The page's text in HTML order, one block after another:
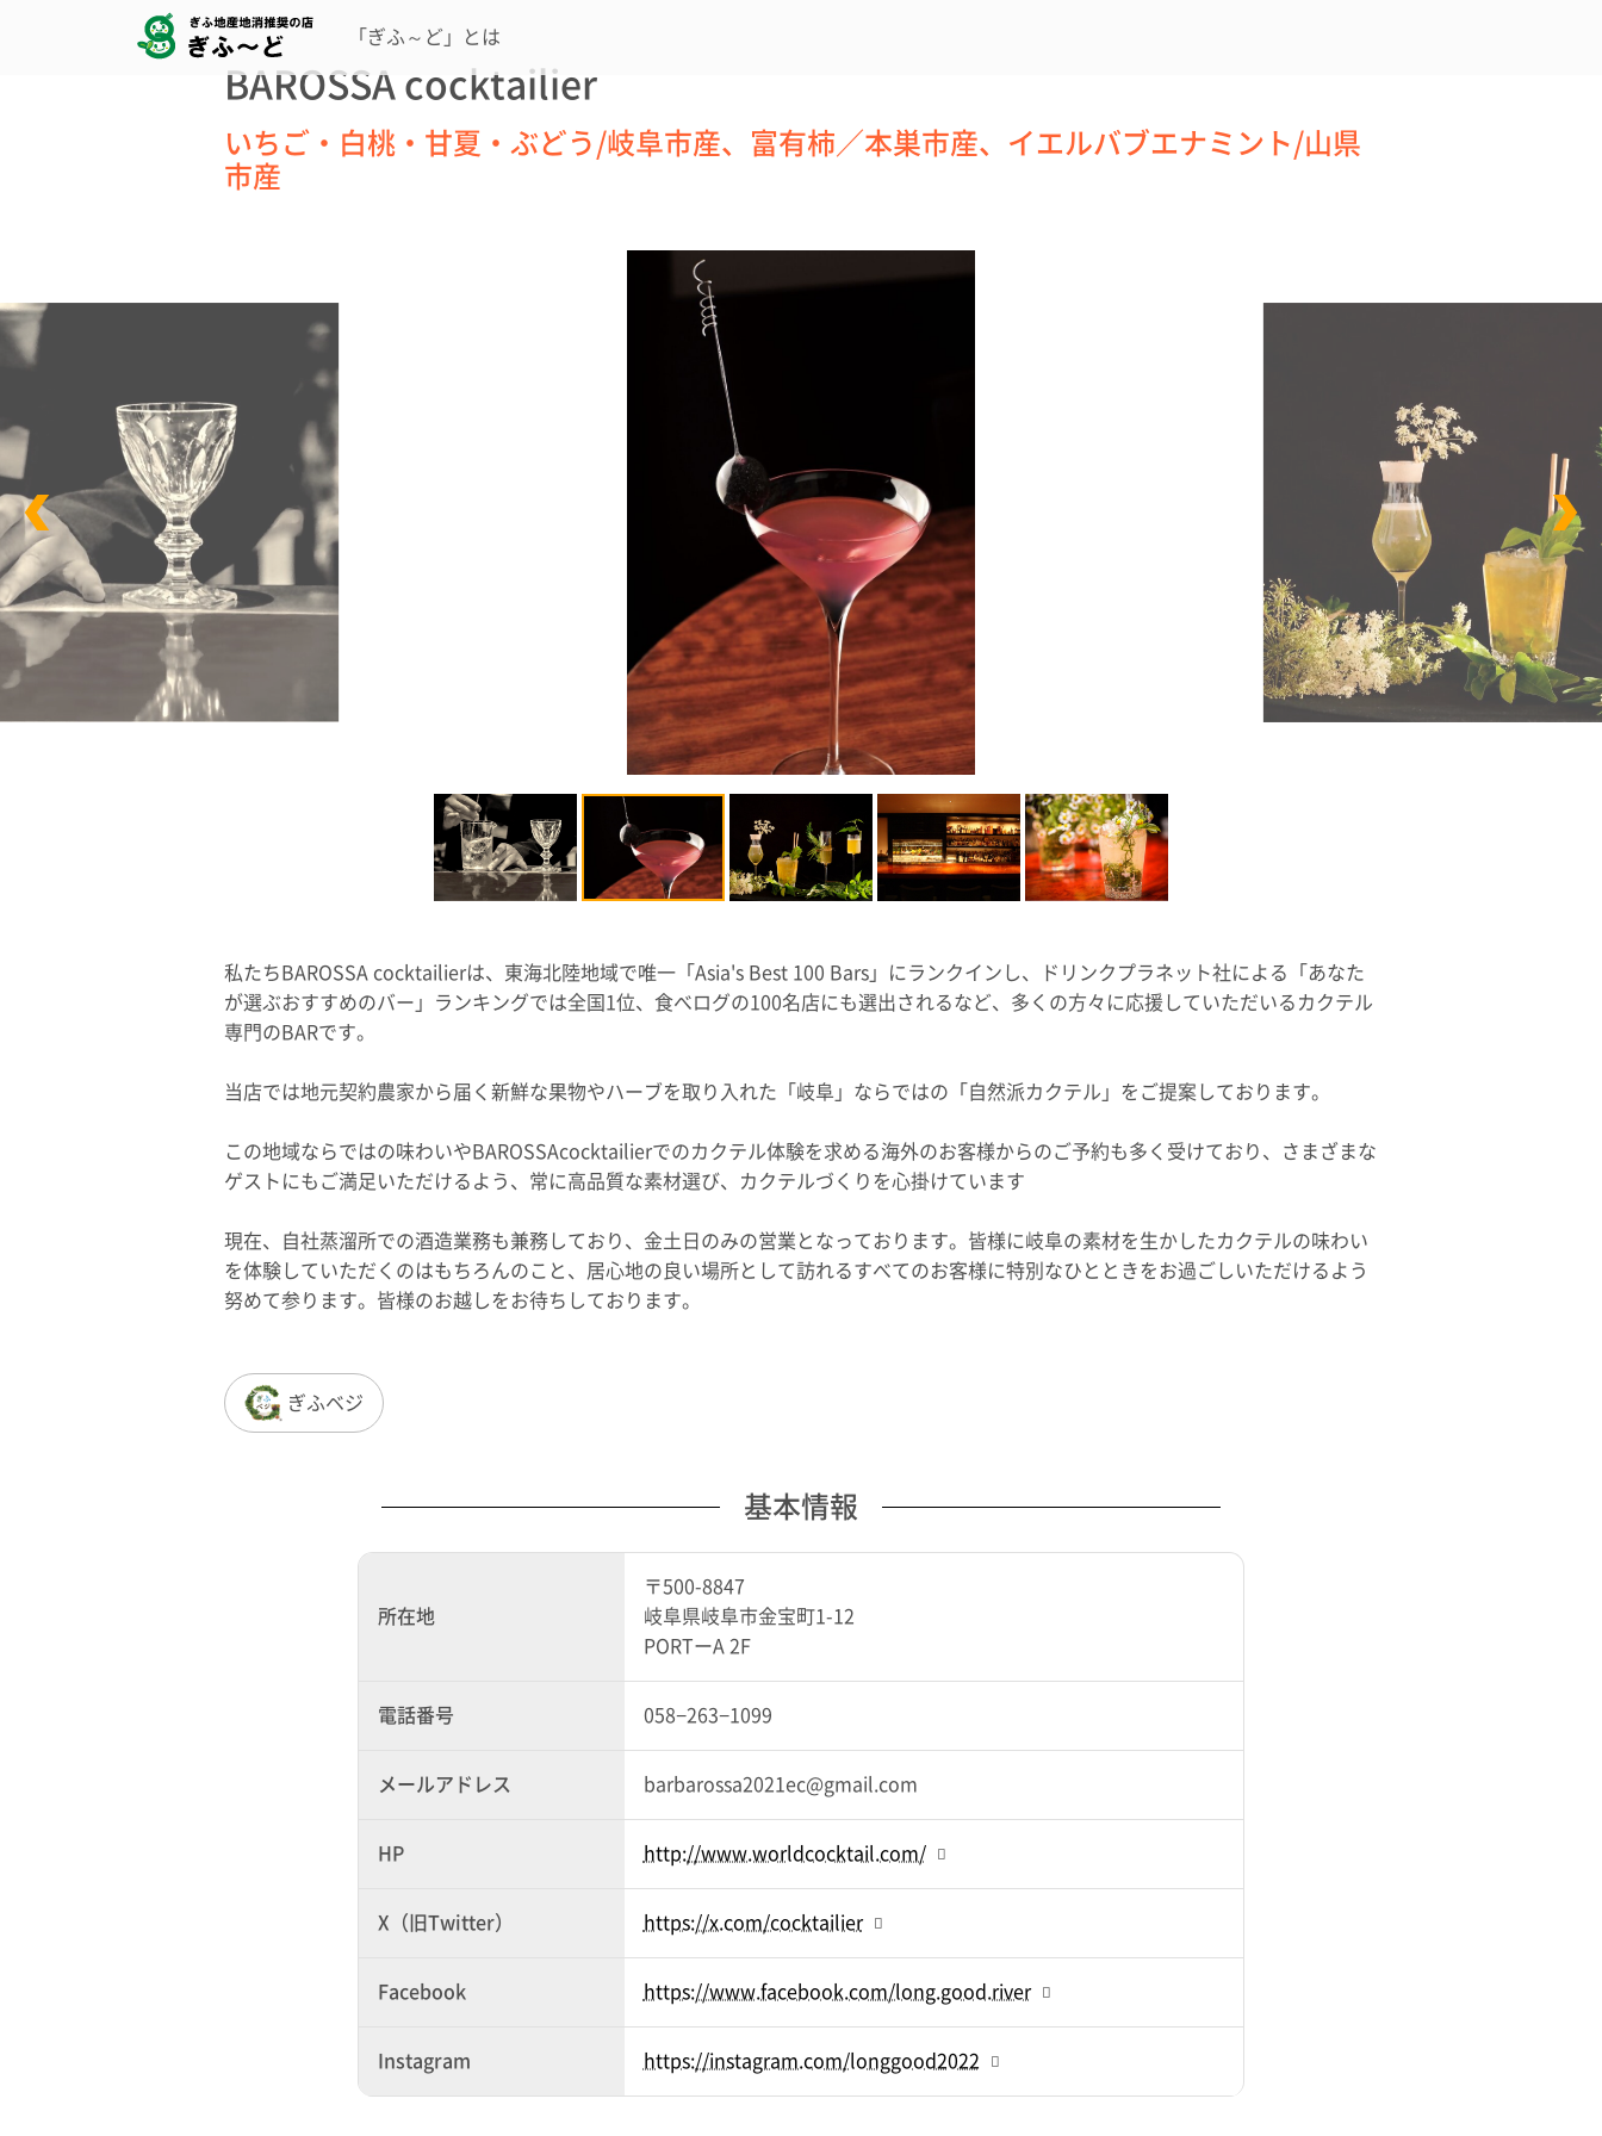
「ぎふ～ど」とは
BAROSSA cocktailier
いちご・白桃・甘夏・ぶどう/岐阜市産、富有柿／本巣市産、イエルバブエナミント/山県
市産
私たちBAROSSA cocktailierは、東海北陸地域で唯一「Asia's Best 100 Bars」にランクインし、ドリンクプラネット社による「あなた
が選ぶおすすめのバー」ランキングでは全国1位、食べログの100名店にも選出されるなど、多くの方々に応援していただいるカクテル
専門のBARです。
当店では地元契約農家から届く新鮮な果物やハーブを取り入れた「岐阜」ならではの「自然派カクテル」をご提案しております。
この地域ならではの味わいやBAROSSAcocktailierでのカクテル体験を求める海外のお客様からのご予約も多く受けており、さまざまな
ゲストにもご満足いただけるよう、常に高品質な素材選び、カクテルづくりを心掛けています
現在、自社蒸溜所での酒造業務も兼務しており、金土日のみの営業となっております。皆様に岐阜の素材を生かしたカクテルの味わい
を体験していただくのはもちろんのこと、居心地の良い場所として訪れるすべてのお客様に特別なひとときをお過ごしいただけるよう
努めて参ります。皆様のお越しをお待ちしております。
ぎふベジ
基本情報
所在地
〒500-8847
岐阜県岐阜市金宝町1-12
PORTーA 2F
電話番号 058−263−1099
メールアドレス barbarossa2021ec@gmail.com
HP http://www.worldcocktail.com/
X（旧Twitter） https://x.com/cocktailier
Facebook https://www.facebook.com/long.good.river
Instagram https://instagram.com/longgood2022